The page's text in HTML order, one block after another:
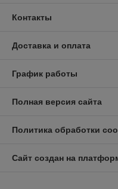
Контакты
Доставка и оплата
График работы
Полная версия сайта
Политика обработки
Сайт создан на